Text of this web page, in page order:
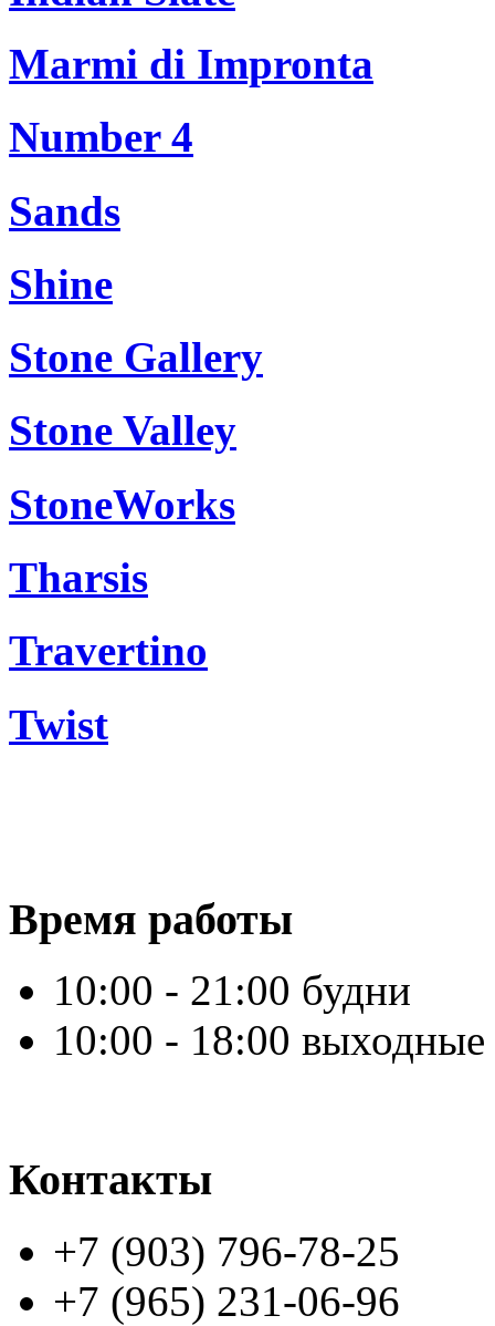
Marmi di Impronta
Number 4
Sands
Shine
Stone Gallery
Stone Valley
StoneWorks
Tharsis
Travertino
Twist
Время работы
10:00 - 21:00 будни
10:00 - 18:00 выходные
Контакты
+7 (903) 796-78-25
+7 (965) 231-06-96